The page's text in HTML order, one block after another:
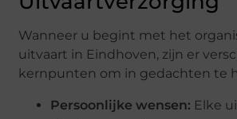
Wanneer u begint met het
uitvaart in Eindhoven, zijn er
kernpunten om in gedachten te
Persoonlijke wensen: Elke